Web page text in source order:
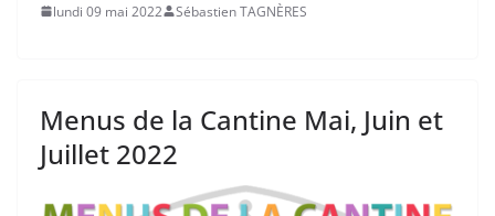
lundi 09 mai 2022 Sébastien TAGNÈRES
Menus de la Cantine Mai, Juin et
Juillet 2022